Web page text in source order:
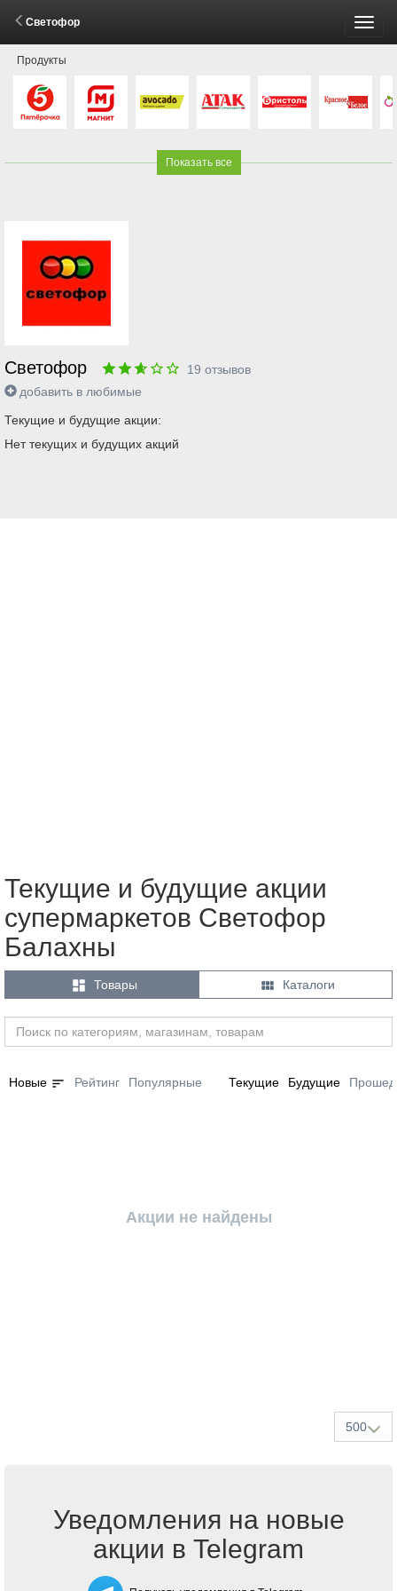
Светофор
Продукты
Показать все
Светофор 19 отзывов
добавить в любимые
Текущие и будущие акции:
Нет текущих и будущих акций
Текущие и будущие акции
супермаркетов Светофор
Балахны
 Товары  Каталоги
Новые sort Рейтинг Популярные Текущие Будущие
Акции не найдены
500
Уведомления на новые
акции в Telegram